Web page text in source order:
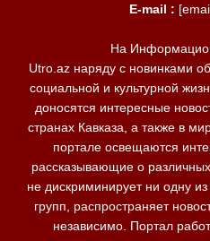
E-mail :
На
Utro.az наряду с новинками
социальной и культурной
доносятся интересные
странах Кавказа, а также в
портале освещаются
рассказывающие о
не дискриминирует ни одну
групп, распространяет
независимо. Портал